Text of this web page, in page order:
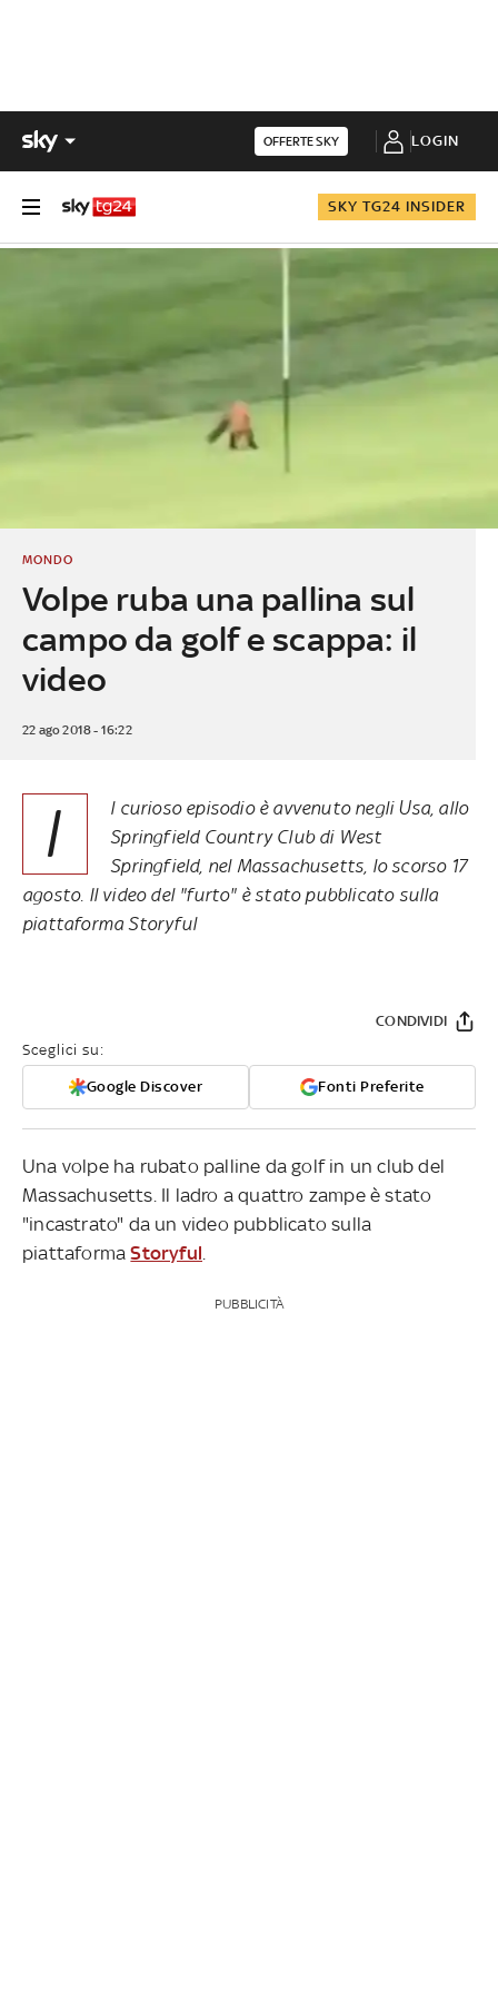
OFFERTE SKY LOGIN
SKY TG24 INSIDER
Volpe ruba una pallina sul
campo da golf e scappa: il
video
MONDO
22 ago 2018 - 16:22
I
l curioso episodio è avvenuto negli Usa, allo
Springfield Country Club di West
Springfield, nel Massachusetts, lo scorso 17
agosto. Il video del "furto" è stato pubblicato sulla
piattaforma Storyful
Sceglici su:
Google Discover Fonti Preferite
CONDIVIDI
Una volpe ha rubato palline da golf in un club del
Massachusetts. Il ladro a quattro zampe è stato
"incastrato" da un video pubblicato sulla
piattaformaStoryful
PUBBLICITÀ